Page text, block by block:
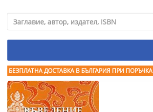
БЕЗПЛАТНА ДОСТАВКА В БЪЛГАРИЯ ПРИ ПОРЪЧКА